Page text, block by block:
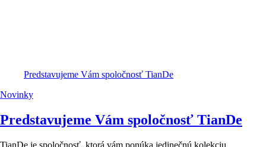
Predstavujeme Vám spoločnosť TianDe
Novinky
Predstavujeme Vám spoločnosť TianDe
TianDe je spoločnosť, ktorá vám ponúka jedinečnú kolekciu